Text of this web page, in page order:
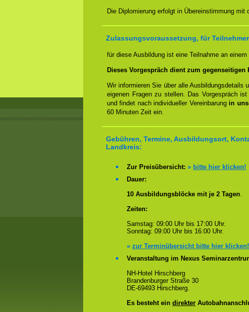
Die Diplomierung erfolgt in Übereinstimmung mit
Zulassungsvoraussetzung, für
für diese Ausbildung ist eine Teilnahme an
Dieses Vorgespräch dient zum gegenseitigen
Wir informieren Sie über alle Ausbildungsdetails
eigenen Fragen zu stellen. Das Vorgespräch ist
und findet nach individueller Vereinbarung in
60 Minuten Zeit ein.
Gebühren, Termine, Ausbildungsort,
Landkreis:
Zur Preisübersicht: » bitte hier klicken!
Dauer:
10 Ausbildungsblöcke mit je 2 Tagen.
Zeiten:
Samstag: 09:00 Uhr bis 17:00 Uhr.
Sonntag: 09:00 Uhr bis 16:00 Uhr.
» zur Terminübersicht bitte hier klicken!
Veranstaltung im Nexus
NH-Hotel Hirschberg
Brandenburger Straße 30
DE-69493 Hirschberg.
Es besteht ein direkter